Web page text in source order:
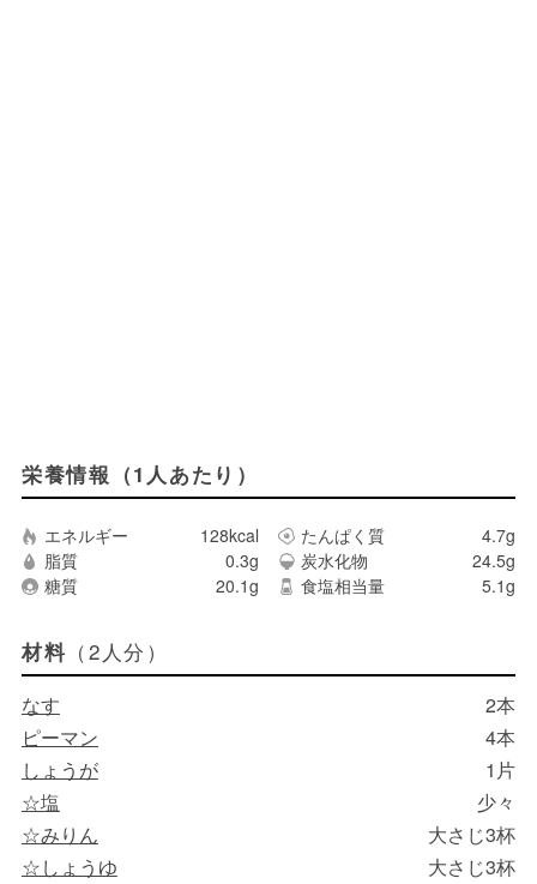
栄養情報（1人あたり）
エネルギー 128kcal たんぱく質
4.7g
脂質
0.3g 炭水化物
24.5g
糖質
20.1g 食塩相当量 5.1g
材料 （2人分）
なす
2本
ピーマン
4本
しょうが
1片
☆塩
少々
☆みりん
大さじ3杯
☆しょうゆ
大さじ3杯